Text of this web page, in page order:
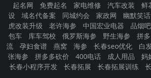
起名网 免费起名 家电维修 汽车改装 鲜
设
域名代备案 同城约会 家政网 幽默笑话
虎改装升级
老许海参 中国宏业电器 品烟吧
包车
库车驾校 俄罗斯海参 野生海参 拼
流
孕妇食谱 燕窝 海参 长春seo优化 白
张海参
拼多多砍价 400电话 成人用品 妈
长春小程序开发
长春拓展 长春拓展训练